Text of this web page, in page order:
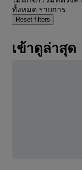
ทั้งหมด รายการ
Reset filters
เข้าดูล่าสุด